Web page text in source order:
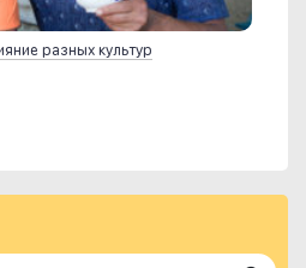
разных культур